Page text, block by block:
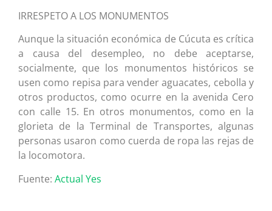
IRRESPETO A LOS MONUMENTOS
Aunque la situación económica de Cúcuta es crítica
a causa del desempleo, no debe aceptarse,
socialmente, que los monumentos históricos se
usen como repisa para vender aguacates, cebolla y
otros productos, como ocurre en la avenida Cero
con calle 15. En otros monumentos, como en la
glorieta de la Terminal de Transportes, algunas
personas usaron como cuerda de ropa las rejas de
la locomotora.
Fuente: Actual Yes